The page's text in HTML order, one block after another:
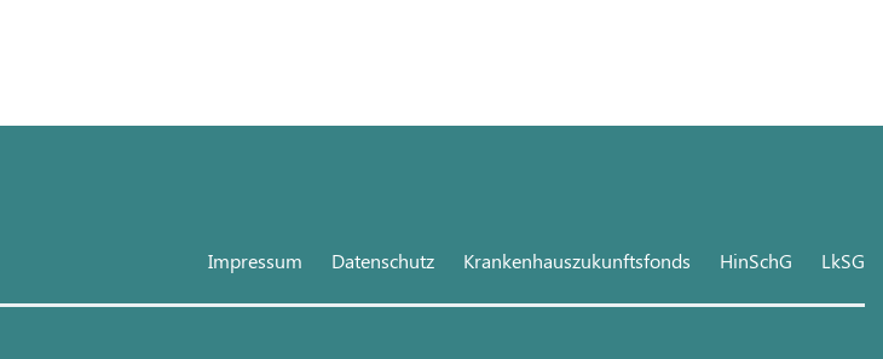
Impressum Datenschutz Krankenhauszukunftsfonds HinSchG LkSG